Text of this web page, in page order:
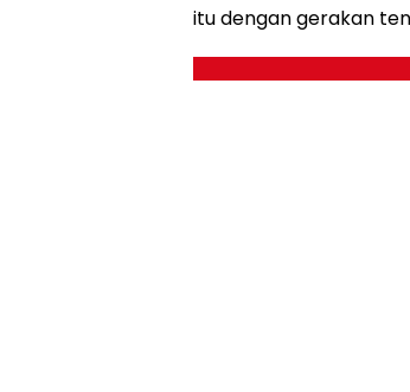
itu dengan gerakan